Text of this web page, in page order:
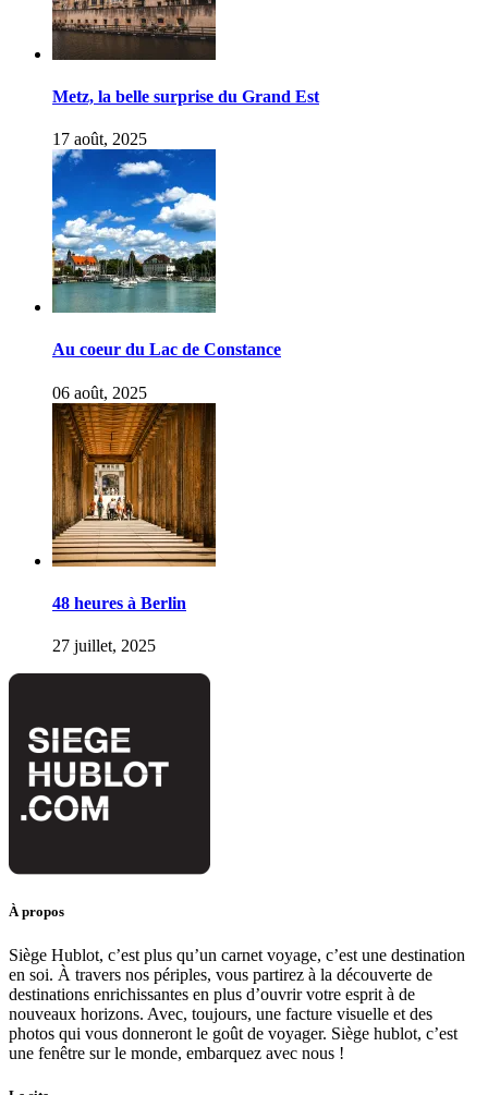
Metz, la belle surprise du Grand Est
17 août, 2025
Au coeur du Lac de Constance
06 août, 2025
48 heures à Berlin
27 juillet, 2025
À propos
Siège Hublot, c’est plus qu’un carnet voyage, c’est une destination
en soi. À travers nos périples, vous partirez à la découverte de
destinations enrichissantes en plus d’ouvrir votre esprit à de
nouveaux horizons. Avec, toujours, une facture visuelle et des
photos qui vous donneront le goût de voyager. Siège hublot, c’est
une fenêtre sur le monde, embarquez avec nous !